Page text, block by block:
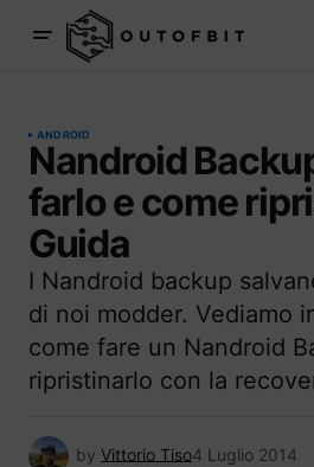
ANDROID
Nandroid
farlo e come
Guida
I Nandroid backup
di noi modder. Vediamo
come fare un Nandroid
ripristinarlo con la
by Vittorio Tiso4 Luglio 2014